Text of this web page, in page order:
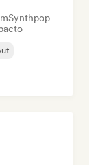
Synthpop